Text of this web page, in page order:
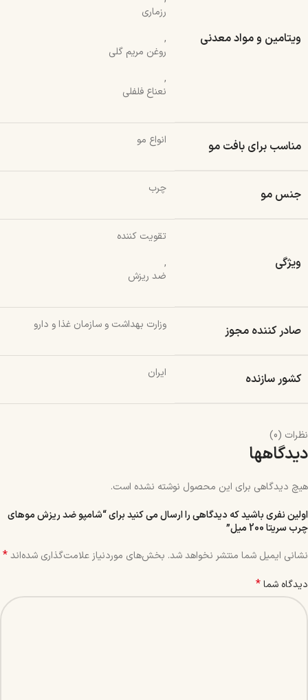
ویتامین و مواد معدنی
رزماری
,
روغن مریم گلی
,
نعناع فلفلی
مناسب برای بافت مو انواع مو
جنس مو چرب
ویژگی
تقویت کننده
,
ضد ریزش
صادر کننده مجوز وزارت بهداشت و سازمان غذا و دارو
کشور سازنده ایران
نظرات (0)
دیدگاهها
هیچ دیدگاهی برای این محصول نوشته نشده است.
اولین نفری باشید که دیدگاهی را ارسال می کنید برای “شامپو ضد ریزش موهای
چرب سریتا 200 میل”
نشانی ایمیل شما منتشر نخواهد شد. بخش‌های موردنیاز علامت‌گذاری شده‌اند*
دیدگاه شما*